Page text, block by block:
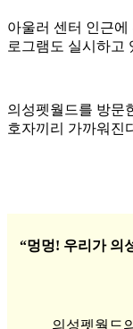
아울러 센터 인근
로그램도 실시하고
의성펫월드를 방문
호자끼리 가까워진
“멍멍! 우리가 의
의성펫월드